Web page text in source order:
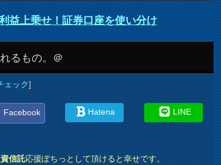
益上乗せ！証券口座を使い分け
るもの。＠
ェック]
Facebook Hatena LINE
信託応援ぽちっとして頂けると幸せです。